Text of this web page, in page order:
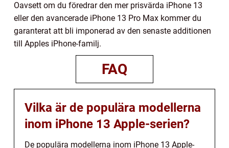
Oavsett om du föredrar den mer prisvärda iPhone 13
eller den avancerade iPhone 13 Pro Max kommer du
garanterat att bli imponerad av den senaste additionen
till Apples iPhone-familj.
FAQ
Vilka är de populära modellerna
inom iPhone 13 Apple-serien?
De populära modellerna inom iPhone 13 Apple-